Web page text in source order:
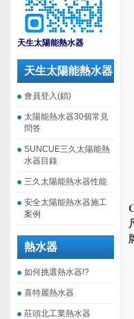
天生太陽能熱水器
天生太陽能熱水器
會員登入(鎖)
太陽能熱水器30個常見
問答
SUNCUE三久太陽能熱
水器目錄
三久太陽能熱水器性能
安全太陽能熱水器施工
案例
熱水器
如何挑選熱水器!?
喜特麗熱水器
莊頭北工業熱水器